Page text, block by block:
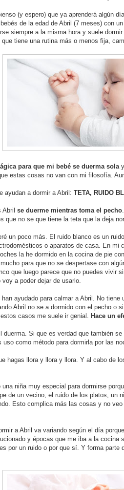
(y espero) que ya aprenderá algún
de la edad de Abril (7 meses) con
siempre a la misma hora y suele
que tiene una rutina más o menos fija,
para que mi bebé se duerma sola
estas cosas no van con mi filosofía.
ayudan a dormir a Abril: TETA, RUIDO
Abril se duerme mientras toma el pecho
que no se que tiene la teta que la deja
é un poco más. El ruido blanco es un
ésticos o aparatos de casa. En mi
la he dormido en la cocina de pie
para que no se despertase con algú
que luego parece que no puedes vivir
a poder dejar de usarlo.
ayudado para calmar a Abril. No
Abril no se a dormido con el pecho o
casos me suele ir genial. Hace un
Si que es verdad que también
uso como método para dormirla por las
hagas llora y llora y llora. Y al cabo de
niña muy especial para dormirse
de un vecino, el ruido de los platos, un
Esto complica más las cosas y no
a Abril va variando según el día porque
y épocas que me iba a la cocina
por un ruido o por que sí . Y forma